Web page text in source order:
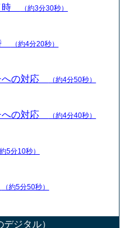
時 （約3分30秒）
（約4分20秒）
への対応 （約4分50秒）
への対応 （約4分40秒）
約5分10秒）
（約5分50秒）
ジタル）